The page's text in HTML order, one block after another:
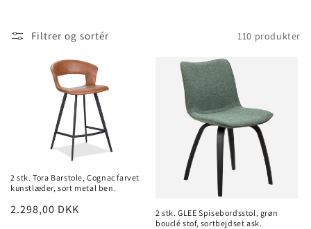
e
n
:
Filtrer og sortér 110 produkter
2 stk. Tora Barstole, Cognac farvet
kunstlæder, sort metal ben.
Normalpris
2.298,00 DKK
2 stk. GLEE Spisebordsstol, grøn
bouclé stof, sortbejdset ask.